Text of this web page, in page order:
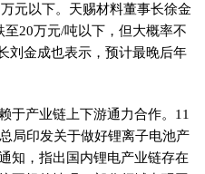
元以下。天赐材料董事长徐金
20万元/吨以下，但大概率不
刘金成也表示，预计最晚后年
于产业链上下游通力合作。11
局印发关于做好锂离子电池产
知，指出国内锂电产业链存在